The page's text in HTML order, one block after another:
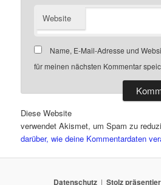
Website
Name, E-Mail-Adresse und
für meinen nächsten Kommentar
Diese Website
verwendet Akismet, um Spam zu
darüber, wie deine Kommentardaten
Datenschutz Stolz